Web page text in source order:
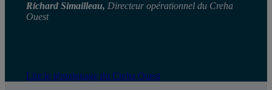
Richard Simailleau, Directeur opérationnel du Creha
Ouest
Lire le témoignage du Creha Ouest